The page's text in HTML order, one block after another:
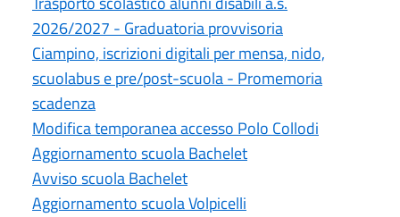
2026/2027 - Graduatoria provvisoria
Ciampino, iscrizioni digitali per mensa, nido,
scuolabus e pre/post-scuola - Promemoria
scadenza
Modifica temporanea accesso Polo Collodi
Aggiornamento scuola Bachelet
Avviso scuola Bachelet
Aggiornamento scuola Volpicelli